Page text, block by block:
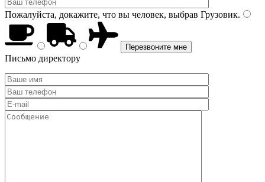
Пожалуйста, докажите, что вы человек, выбрав Грузовик.
Письмо директору